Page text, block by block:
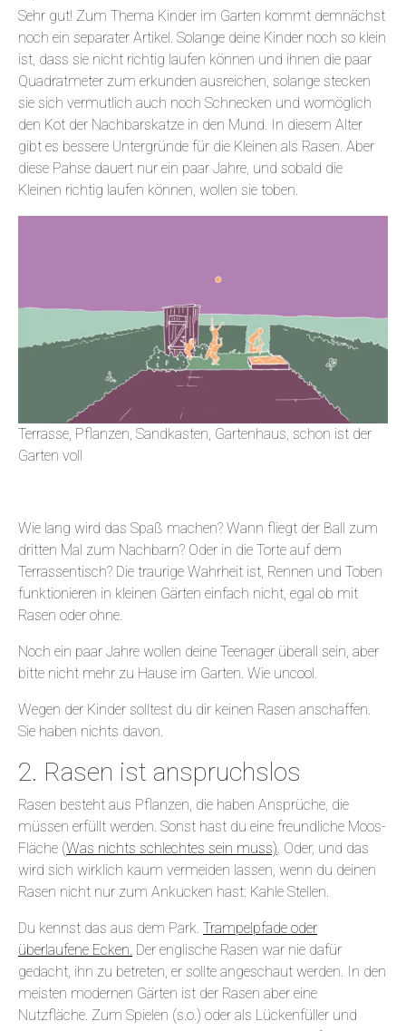
Sehr gut! Zum Thema Kinder im Garten kommt demnächst
noch ein separater Artikel. Solange deine Kinder noch so klein
ist, dass sie nicht richtig laufen können und ihnen die paar
Quadratmeter zum erkunden ausreichen, solange stecken
sie sich vermutlich auch noch Schnecken und womöglich
den Kot der Nachbarskatze in den Mund. In diesem Alter
gibt es bessere Untergründe für die Kleinen als Rasen. Aber
diese Pahse dauert nur ein paar Jahre, und sobald die
Kleinen richtig laufen können, wollen sie toben.
Terrasse, Pflanzen, Sandkasten, Gartenhaus, schon ist der
Garten voll
Wie lang wird das Spaß machen? Wann fliegt der Ball zum
dritten Mal zum Nachbarn? Oder in die Torte auf dem
Terrassentisch? Die traurige Wahrheit ist, Rennen und Toben
funktionieren in kleinen Gärten einfach nicht, egal ob mit
Rasen oder ohne.
Noch ein paar Jahre wollen deine Teenager überall sein, aber
bitte nicht mehr zu Hause im Garten. Wie uncool.
Wegen der Kinder solltest du dir keinen Rasen anschaffen.
Sie haben nichts davon.
2. Rasen ist anspruchslos
Rasen besteht aus Pflanzen, die haben Ansprüche, die
müssen erfüllt werden. Sonst hast du eine freundliche Moos-
Fläche (Was nichts schlechtes sein muss). Oder, und das
wird sich wirklich kaum vermeiden lassen, wenn du deinen
Rasen nicht nur zum Ankucken hast: Kahle Stellen.
Du kennst das aus dem Park. Trampelpfade oder
überlaufene Ecken. Der englische Rasen war nie dafür
gedacht, ihn zu betreten, er sollte angeschaut werden. In den
meisten modernen Gärten ist der Rasen aber eine
Nutzfläche. Zum Spielen (s.o.) oder als Lückenfüller und